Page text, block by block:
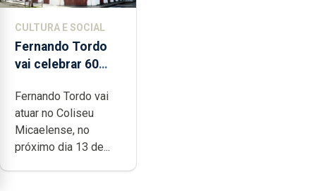
CULTURA E SOCIAL
Fernando Tordo
vai celebrar 60
no Coliseu
Micaelense
Fernando Tordo vai
atuar no Coliseu
Micaelense, no
próximo dia 13 de...